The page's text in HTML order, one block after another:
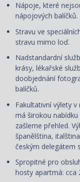
Nápoje, které
nápojových balíčků.
Stravu ve
stravu mimo loď.
Nadstandardní
krásy, lékařské
doobjednání
balíčků.
Fakultativní výlety
má širokou
zašleme přehled.
španělština,
českým delegátem
Spropitné pro
hosty apartmá: cca